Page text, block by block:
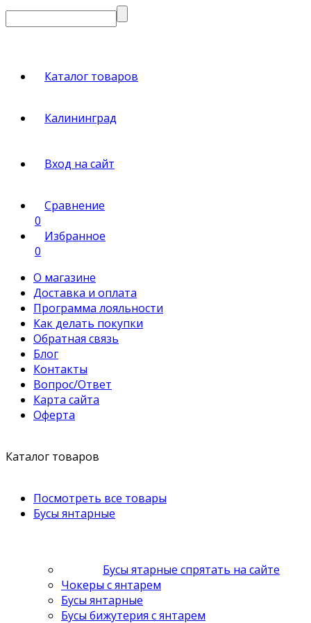
Каталог товаров
Калининград
Вход на сайт
Сравнение
0
Избранное
0
О магазине
Доставка и оплата
Программа лояльности
Как делать покупки
Обратная связь
Блог
Контакты
Вопрос/Ответ
Карта сайта
Оферта
Каталог товаров
Посмотреть все товары
Бусы янтарные
Бусы ятарные спрятать на сайте
Чокеры с янтарем
Бусы янтарные
Бусы бижутерия с янтарем